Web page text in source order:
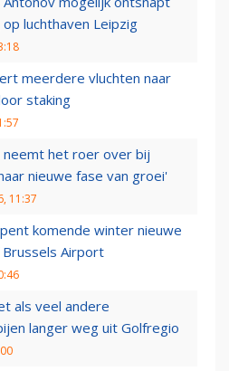
op luchthaven Leipzig
meerdere vluchten naar
staking
neemt het roer over bij
nieuwe fase van groei'
11:37
komende winter nieuwe
Airport
als veel andere
langer weg uit Golfregio